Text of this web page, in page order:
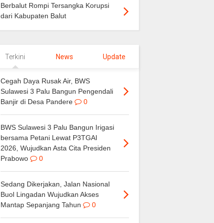
Berbalut Rompi Tersangka Korupsi
dari Kabupaten Balut
Terkini News Update
Cegah Daya Rusak Air, BWS
Sulawesi 3 Palu Bangun Pengendali
Banjir di Desa Pandere
0
BWS Sulawesi 3 Palu Bangun Irigasi
bersama Petani Lewat P3TGAI
2026, Wujudkan Asta Cita Presiden
Prabowo
0
Sedang Dikerjakan, Jalan Nasional
Buol Lingadan Wujudkan Akses
Mantap Sepanjang Tahun
0